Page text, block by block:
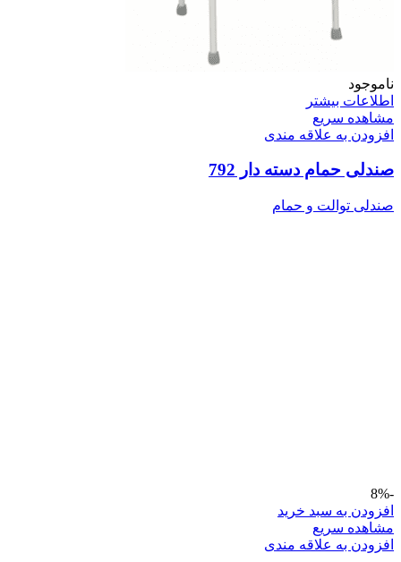
ناموجود
اطلاعات بیشتر
مشاهده سریع
افزودن به علاقه مندی
صندلی حمام دسته دار 792
صندلی توالت و حمام
-8%
افزودن به سبد خرید
مشاهده سریع
افزودن به علاقه مندی